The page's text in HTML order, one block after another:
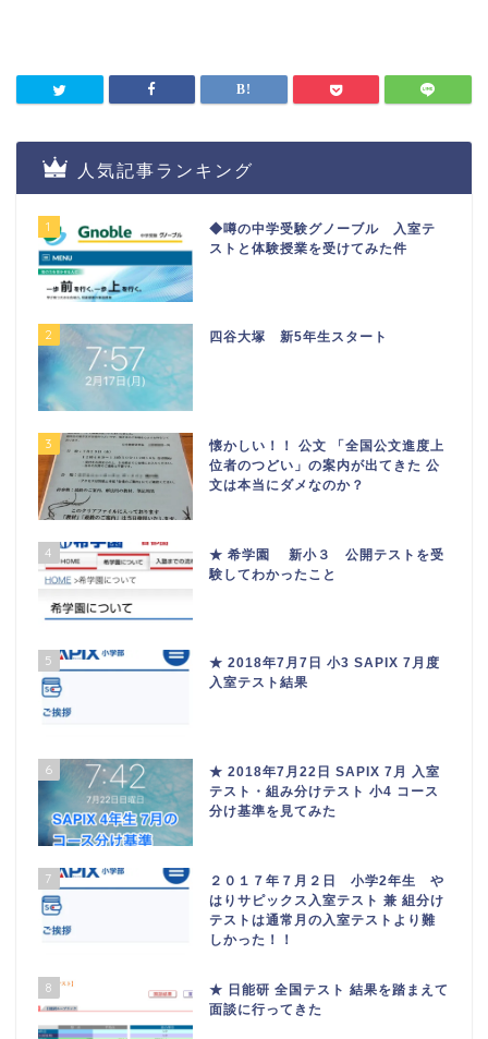
人気記事ランキング
1
◆噂の中学受験グノーブル 入室テ
ストと体験授業を受けてみた件
2 四谷大塚 新5年生スタート
3
懐かしい！！ 公文 「全国公文進度上
位者のつどい」の案内が出てきた 公
文は本当にダメなのか？
4
★ 希学園 新小３ 公開テストを受
験してわかったこと
5
★ 2018年7月7日 小3 SAPIX 7月度
入室テスト結果
6
★ 2018年7月22日 SAPIX 7月 入室
テスト・組み分けテスト 小4 コース
分け基準を見てみた
7
２０１７年７月２日 小学2年生 や
はりサピックス入室テスト 兼 組分け
テストは通常月の入室テストより難
しかった！！
8
★ 日能研 全国テスト 結果を踏まえて
面談に行ってきた